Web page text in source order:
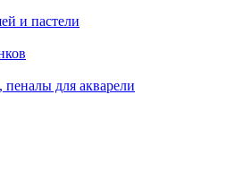
и пастели
для акварели